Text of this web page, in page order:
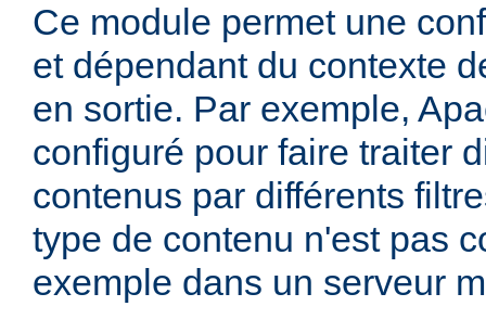
Ce module permet une
et dépendant du contexte
en sortie. Par exemple,
configuré pour faire traiter
contenus par différents
type de contenu n'est pas
exemple dans un serveur